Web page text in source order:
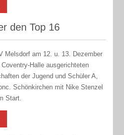
den Top 16
Melsdorf am 12. u. 13. Dezember
Halle ausgerichteten
der Jugend und Schüler A,
Schönkirchen mit Nike Stenzel
Start.